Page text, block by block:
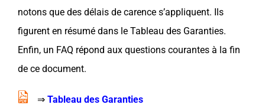
notons que des délais de carence s’appliquent. Ils
figurent en résumé dans le Tableau des Garanties.
Enfin, un FAQ répond aux questions courantes à la fin
de ce document.
⇒ Tableau des Garanties